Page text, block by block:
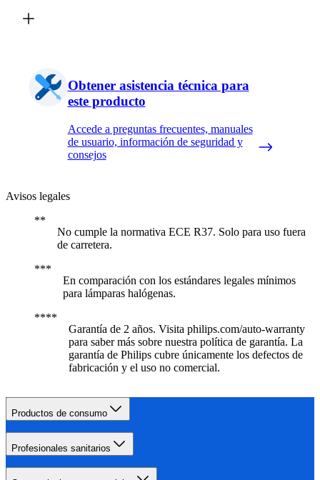
Obtener asistencia técnica para
este producto
Accede a preguntas frecuentes, manuales
de usuario, información de seguridad y
consejos
Avisos legales
No cumple la normativa ECE R37. Solo para uso fuera
de carretera.
En comparación con los estándares legales mínimos
para lámparas halógenas.
Garantía de 2 años. Visita philips.com/auto-warranty
para saber más sobre nuestra política de garantía. La
garantía de Philips cubre únicamente los defectos de
fabricación y el uso no comercial.
Productos de consumo
Profesionales sanitarios